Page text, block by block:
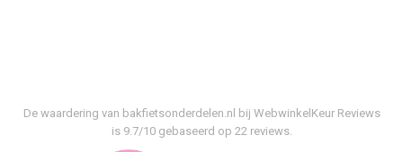
De waardering van bakfietsonderdelen.nl bij WebwinkelKeur Reviews
is 9.7/10 gebaseerd op 22 reviews.